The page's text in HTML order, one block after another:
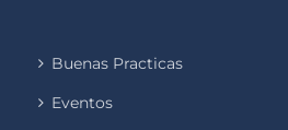
Buenas Practicas
Eventos